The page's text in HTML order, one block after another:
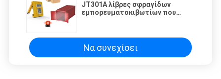
JT301A λίβρες σφραγίδων
εμπορευματοκιβωτίων που
πορτών τον ανοίγοντας
Να συνεχίσει